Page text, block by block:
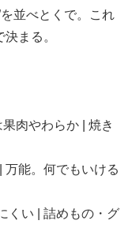
並べとくで。これ
まる。
肉やわらか | 焼き
万能。何でもいける
くい | 詰めもの・グ